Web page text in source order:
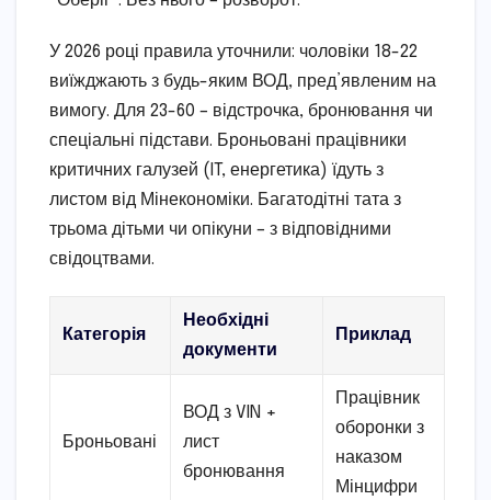
У 2026 році правила уточнили: чоловіки 18-22
виїжджають з будь-яким ВОД, пред’явленим на
вимогу. Для 23-60 – відстрочка, бронювання чи
спеціальні підстави. Броньовані працівники
критичних галузей (IT, енергетика) їдуть з
листом від Мінекономіки. Багатодітні тата з
трьома дітьми чи опікуни – з відповідними
свідоцтвами.
Категорія
Необхідні
документи
Приклад
Броньовані
ВОД з VIN +
лист
бронювання
Працівник
оборонки з
наказом
Мінцифри